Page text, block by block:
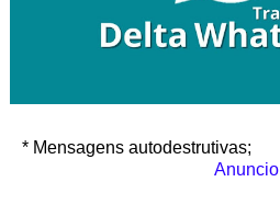
* Mensagens autodestrutivas;
Anuncio